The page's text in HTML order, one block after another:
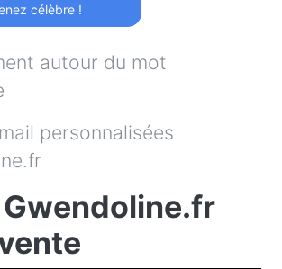
célèbre !
autour du mot
personnalisées